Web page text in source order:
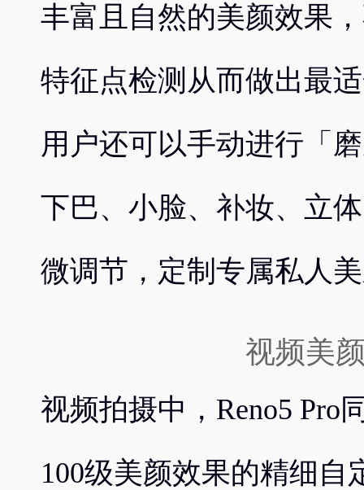
丰富且自然的美颜效果
特征点检测从而做出最
用户还可以手动进行「
下巴、小脸、补妆、立
微调节，定制专属私人
视频美
视频拍摄中，Reno5 Pro
100级美颜效果的精细自